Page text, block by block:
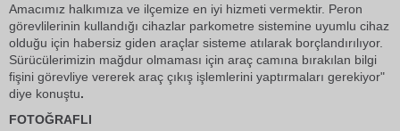
Amacımız halkımıza ve ilçemize en iyi hizmeti vermektir. Peron
görevlilerinin kullandığı cihazlar parkometre sistemine uyumlu cihaz
olduğu için habersiz giden araçlar sisteme atılarak borçlandırılıyor.
Sürücülerimizin mağdur olmaması için araç camına bırakılan bilgi
fişini görevliye vererek araç çıkış işlemlerini yaptırmaları gerekiyor"
diye konuştu.
FOTOĞRAFLI